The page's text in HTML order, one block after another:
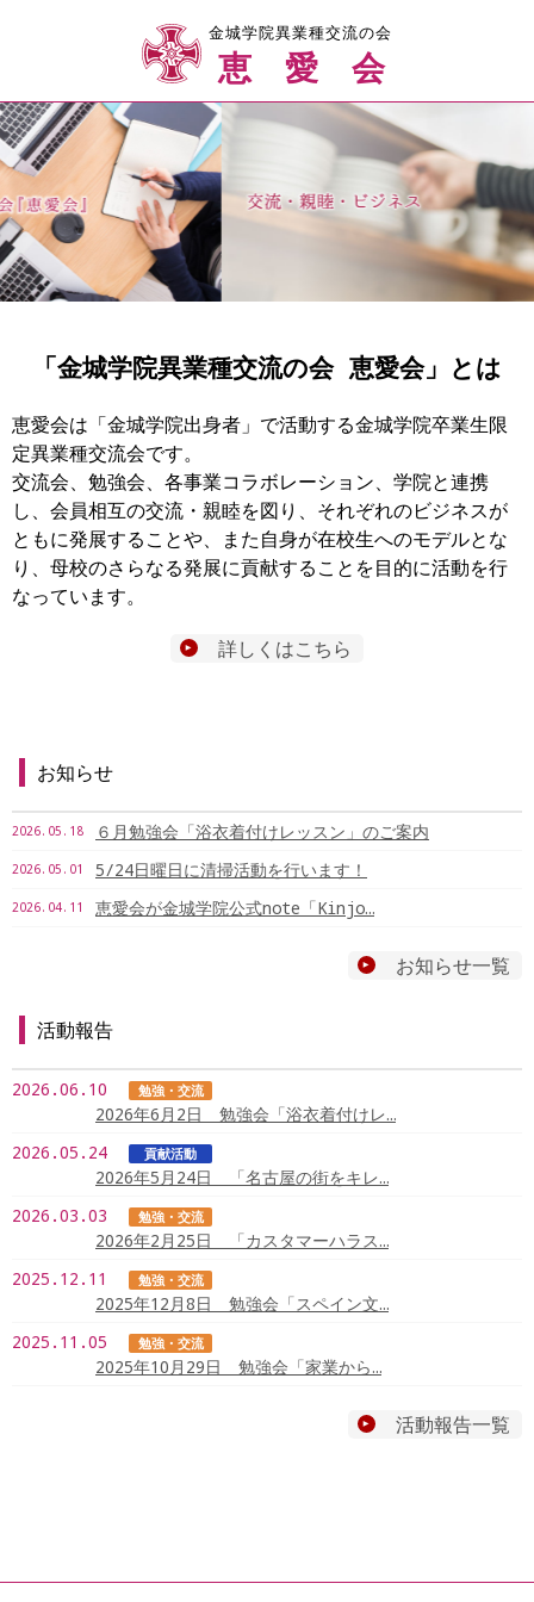
金城学院異業種交流の会
恵愛会
「金城学院異業種交流の会 恵愛会」とは
恵愛会は「金城学院出身者」で活動する金城学院卒業生限
定異業種交流会です。
交流会、勉強会、各事業コラボレーション、学院と連携
し、会員相互の交流・親睦を図り、それぞれのビジネスが
ともに発展することや、また自身が在校生へのモデルとな
り、母校のさらなる発展に貢献することを目的に活動を行
なっています。
詳しくはこちら
お知らせ
2026.05.18 ６月勉強会「浴衣着付けレッスン」のご案内
2026.05.01 5/24日曜日に清掃活動を行います！
2026.04.11 恵愛会が金城学院公式note「Kinjo…
お知らせ一覧
活動報告
2026.06.10 勉強・交流
2026年6月2日 勉強会「浴衣着付けレ…
2026.05.24
貢献活動
2026年5月24日 「名古屋の街をキレ…
2026.03.03
勉強・交流
2026年2月25日 「カスタマーハラス…
2025.12.11
勉強・交流
2025年12月8日 勉強会「スペイン文…
2025.11.05
勉強・交流
2025年10月29日 勉強会「家業から…
活動報告一覧